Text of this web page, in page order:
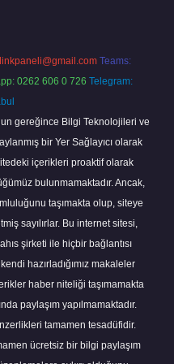
Teams:
0262 606 0 726 Telegram:
gereğince Bilgi Teknolojileri ve
bir Yer Sağlayıcı olarak
içerikleri proaktif olarak
bulunmamaktadır. Ancak,
taşımakta olup, siteye
sayılırlar. Bu internet sitesi,
şirketi ile hiçbir bağlantısı
hazırladığımız makaleler
haber niteliği taşımamakta
paylaşım yapılmamaktadır.
tamamen tesadüfidir.
ücretsiz bir bilgi paylaşım